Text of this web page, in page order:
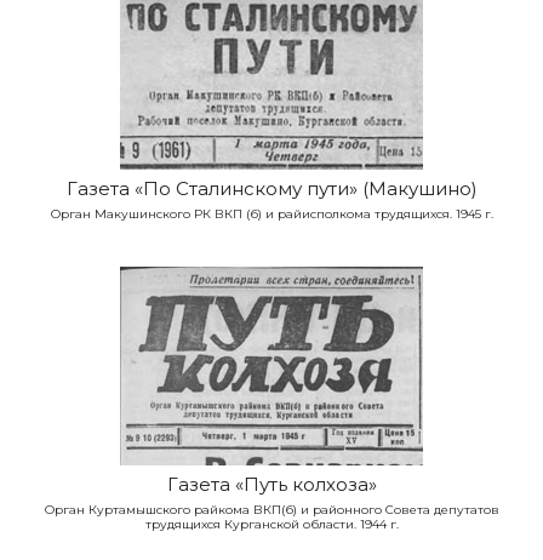
Газета «По Сталинскому пути» (Макушино)
Орган Макушинского РК ВКП (б) и райисполкома трудящихся. 1945 г.
Газета «Путь колхоза»
Орган Куртамышского райкома ВКП(б) и районного Совета депутатов
трудящихся Курганской области. 1944 г.